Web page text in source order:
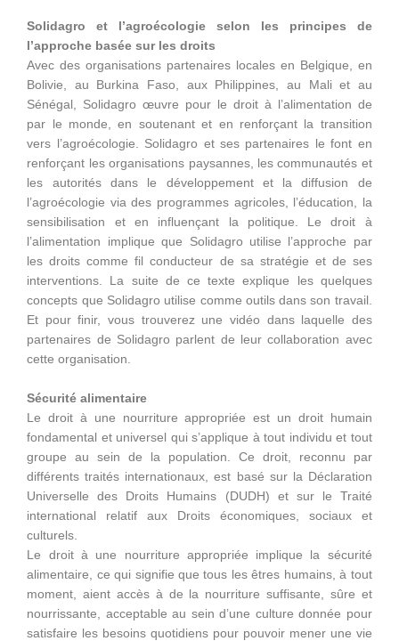
Solidagro et l’agroécologie selon les principes de
l’approche basée sur les droits
Avec des organisations partenaires locales en Belgique, en
Bolivie, au Burkina Faso, aux Philippines, au Mali et au
Sénégal, Solidagro œuvre pour le droit à l’alimentation de
par le monde, en soutenant et en renforçant la transition
vers l’agroécologie. Solidagro et ses partenaires le font en
renforçant les organisations paysannes, les communautés et
les autorités dans le développement et la diffusion de
l’agroécologie via des programmes agricoles, l’éducation, la
sensibilisation et en influençant la politique. Le droit à
l’alimentation implique que Solidagro utilise l’approche par
les droits comme fil conducteur de sa stratégie et de ses
interventions. La suite de ce texte explique les quelques
concepts que Solidagro utilise comme outils dans son travail.
Et pour finir, vous trouverez une vidéo dans laquelle des
partenaires de Solidagro parlent de leur collaboration avec
cette organisation.
Sécurité alimentaire
Le droit à une nourriture appropriée est un droit humain
fondamental et universel qui s’applique à tout individu et tout
groupe au sein de la population. Ce droit, reconnu par
différents traités internationaux, est basé sur la Déclaration
Universelle des Droits Humains (DUDH) et sur le Traité
international relatif aux Droits économiques, sociaux et
culturels.
Le droit à une nourriture appropriée implique la sécurité
alimentaire, ce qui signifie que tous les êtres humains, à tout
moment, aient accès à de la nourriture suffisante, sûre et
nourrissante, acceptable au sein d’une culture donnée pour
satisfaire les besoins quotidiens pour pouvoir mener une vie